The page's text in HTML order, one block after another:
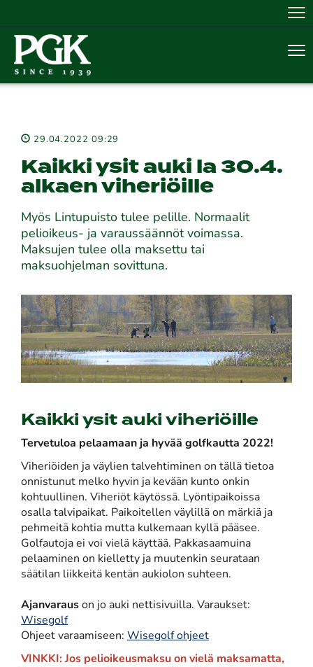
29.04.2022 09:29
Kaikki ysit auki la 30.4.
alkaen viheriöille
Myös Lintupuisto tulee pelille. Normaalit
pelioikeus- ja varaussäännöt voimassa.
Maksujen tulee olla maksettu tai
maksuohjelman sovittuna.
Kaikki ysit auki viheriöille
​​​​​​​Tervetuloa pelaamaan ja hyvää golfkautta 2022!
Viheriöiden ja väylien talvehtiminen on tällä tietoa
onnistunut melko hyvin ja kevään kunto onkin
kohtuullinen. Viheriöt käytössä. Lyöntipaikoissa
osalla talvipaikat. Paikoitellen väylillä on märkiä ja
pehmeitä kohtia mutta kulkemaan kyllä pääsee.
Golfautoja ei voi vielä käyttää. Pakkasaamuina
pelaaminen on kielletty ja muutenkin seurataan
säätilan liikkeitä kentän aukiolon suhteen.
Ajanvaraus on jo auki nettisivuilla. Varaukset:
Wisegolf
Ohjeet varaamiseen: Wisegolf ohjeet
VINKKI: Jos pelioikeusmaksu on vielä maksamatta,